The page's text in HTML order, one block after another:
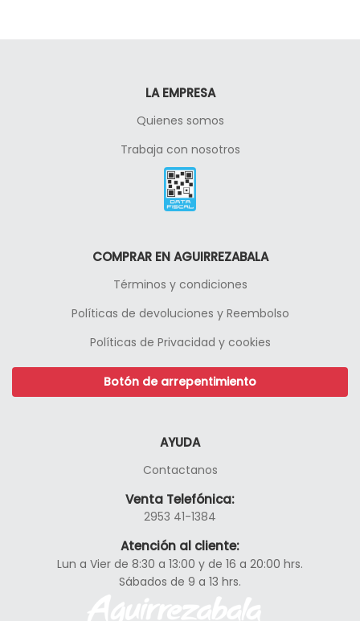
LA EMPRESA
Quienes somos
Trabaja con nosotros
COMPRAR EN AGUIRREZABALA
Términos y condiciones
Políticas de devoluciones y Reembolso
Políticas de Privacidad y cookies
Botón de arrepentimiento
AYUDA
Contactanos
Venta Telefónica:
2953 41-1384
Atención al cliente:
Lun a Vier de 8:30 a 13:00 y de 16 a 20:00 hrs.
Sábados de 9 a 13 hrs.